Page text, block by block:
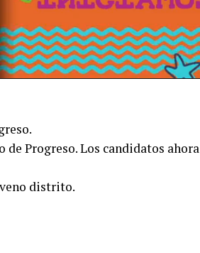
Progreso. Los candidatos ahora
distrito.